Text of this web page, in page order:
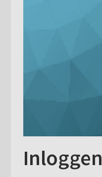
Inloggen